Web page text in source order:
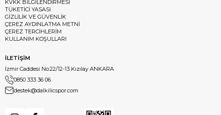
KVKK BİLGİLENDİRMESİ
TÜKETİCİ YASASI
GİZLİLİK VE GÜVENLİK
ÇEREZ AYDINLATMA METNİ
ÇEREZ TERCİHLERİM
KULLANIM KOŞULLARI
İLETİŞİM
İzmir Caddesi No:22/12-13 Kızılay ANKARA
0850 333 36 06
destek@dalkilicspor.com